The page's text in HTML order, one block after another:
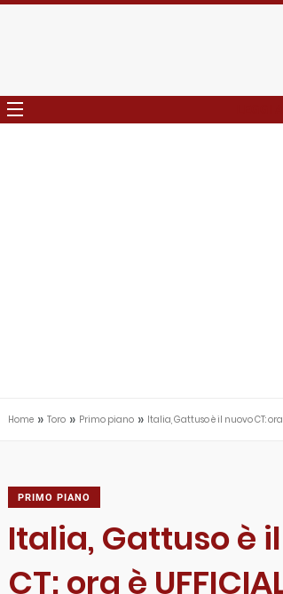
Home » Toro » Primo piano » Italia, Gattuso è il nuovo CT: ora
PRIMO PIANO
Italia, Gattuso è
CT: ora è